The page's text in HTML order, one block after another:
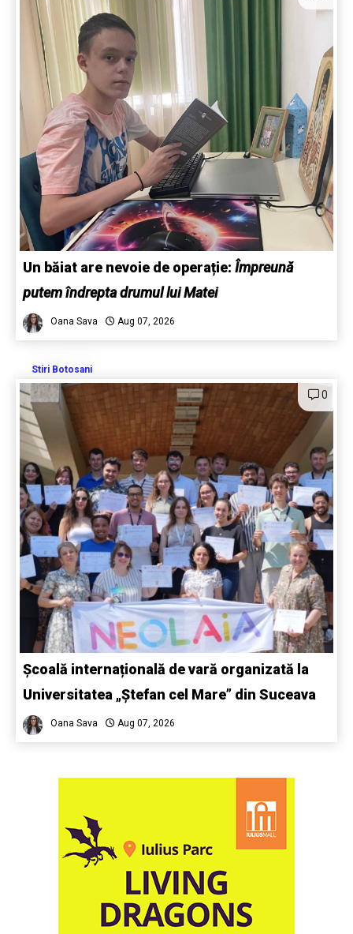
Un băiat are nevoie de operație: Împreună
putem îndrepta drumul lui Matei
Oana Sava Aug 07, 2026
Stiri Botosani
0
Școală internațională de vară organizată la
Universitatea „Ștefan cel Mare” din Suceava
Oana Sava Aug 07, 2026